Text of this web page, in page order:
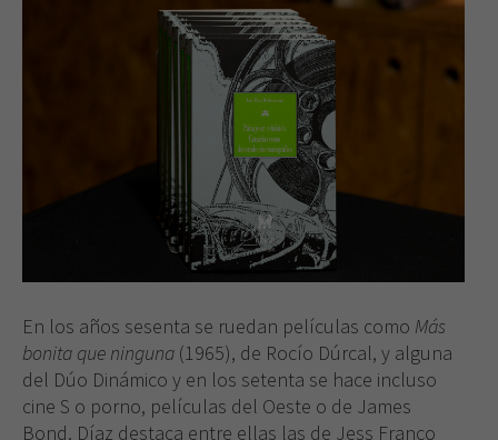
En los años sesenta se ruedan películas como Más
bonita que ninguna (1965), de Rocío Dúrcal, y alguna
del Dúo Dinámico y en los setenta se hace incluso
cine S o porno, películas del Oeste o de James
Bond. Díaz destaca entre ellas las de Jess Franco